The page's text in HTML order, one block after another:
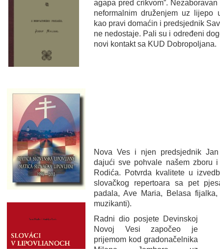
agapa pred crikvom”.
neformalnim druženjem uz lijepo
kao pravi domaćin i predsjednik
ne nedostaje. Pali su i određeni
novi kontakt sa KUD Dobropoljana.
Nova Ves i njen predsjednik
dajući sve pohvale našem zboru
Rodića. Potvrda kvalitete u
slovačkog repertoara sa pet
padala, Ave Maria, Belasa
muzikanti).
Radni dio posjete Devinskoj
Novoj Vesi započeo je
prijemom kod gradonačelnika